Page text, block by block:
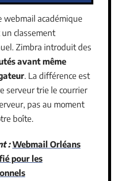
webmail académique
classement
Zimbra introduit des
avant même
. La différence est
serveur trie le courrier
pas au moment
boîte.
:Webmail Orléans
pour les